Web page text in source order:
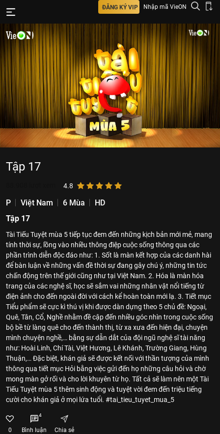
ĐĂNG KÝ VIP Nhập mã VieON
Tập 17
4.8
P Việt Nam 6 Mùa
HD
Tập 17
Tài Tiếu Tuyệt mùa 5 tiếp tục đem đến những kịch bản mới mẻ, mang
tính thời sự, lồng vào nhiều thông điệp cuộc sống thông qua các
phần trình diễn độc đáo như: 1. Sốt là màn kết hợp của các danh hài
để bàn luận về những vấn đề thời sự đang gây chú ý, những tin tức
chấn động trên thế giới cũng như tại Việt Nam. 2. Hóa là màn hóa
trang của các nghệ sĩ, học sẽ sắm vai những nhân vật nổi tiếng từ
điện ảnh cho đến ngoài đời với cách kể hoàn toàn mới lạ. 3. Tiết mục
Tiểu phẩm sẽ cực kì thú vị khi được dàn dựng theo 5 chủ đề: Ngoại,
Quê, Tân, Cổ, Nghề nhằm đề cập đến nhiều góc nhìn trong cuộc sống
bộ bề từ làng quê cho đến thành thị, từ xa xưa đến hiện đại, chuyện
mình chuyện nghề,… bằng sự dẫn dắt của đội ngũ nghệ sĩ tài năng
như: Hoài Linh, Chí Tài, Việt Hương, Lê Khánh, Trường Giang, Hùng
Thuận,… Đặc biệt, khán giả sẽ được kết nối với thần tượng của mình
thông qua tiết mục Hỏi bằng việc gửi đến họ những câu hỏi và chờ
mong màn gở rối và cho lời khuyên từ họ. Tất cả sẽ làm nên một Tài
Tiếu Tuyệt mùa 5 thêm sinh động và tuyệt vời đem đến triệu tiếng
cười cho khán giả ở mọi lứa tuổi. #tai_tieu_tuyet_mua_5
0
4
Bình luận Chia sẻ